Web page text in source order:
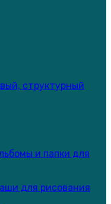
структурный
и папки для
для рисования